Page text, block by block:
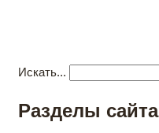
Искать...
Разделы сайта